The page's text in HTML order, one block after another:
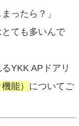
ったら？」
ても多いんで
YKK APドアリ
能） についてご